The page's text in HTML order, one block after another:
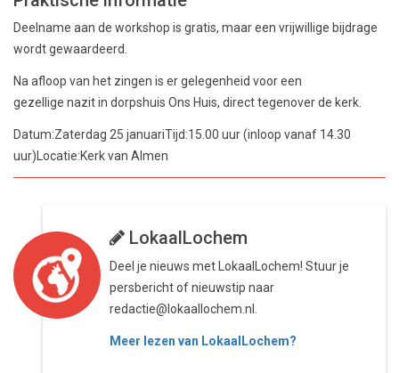
Deelname aan de workshop is gratis, maar een vrijwillige bijdrage
wordt gewaardeerd.
Na afloop van het zingen is er gelegenheid voor een
gezellige nazit in dorpshuis Ons Huis, direct tegenover de kerk.
Datum:Zaterdag 25 januariTijd:15.00 uur (inloop vanaf 14.30
uur)Locatie:Kerk van Almen
LokaalLochem
Deel je nieuws met LokaalLochem! Stuur je
persbericht of nieuwstip naar
redactie@lokaallochem.nl.
Meer lezen van LokaalLochem?